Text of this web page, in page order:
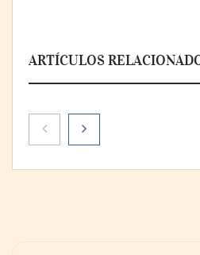
ARTÍCULOS